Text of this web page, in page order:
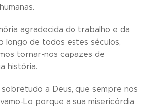
agradecida do trabalho e da
longo de todos estes séculos,
tornar-nos capazes de
história.
a Deus, que sempre nos
Lo porque a sua misericórdia